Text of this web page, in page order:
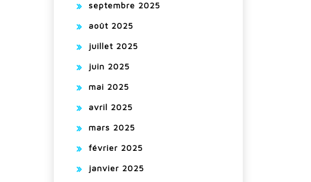
septembre 2025
août 2025
juillet 2025
juin 2025
mai 2025
avril 2025
mars 2025
février 2025
janvier 2025